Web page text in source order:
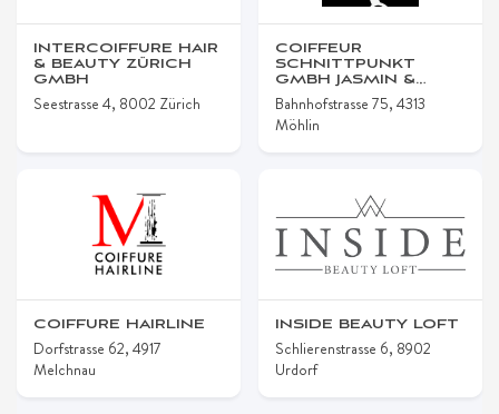
INTERCOIFFURE HAIR
& BEAUTY ZÜRICH
GMBH
Seestrasse 4, 8002 Zürich
COIFFEUR
SCHNITTPUNKT
GMBH JASMIN &
SYBILLE
Bahnhofstrasse 75, 4313
Möhlin
COIFFURE HAIRLINE
Dorfstrasse 62, 4917
Melchnau
INSIDE BEAUTY LOFT
Schlierenstrasse 6, 8902
Urdorf